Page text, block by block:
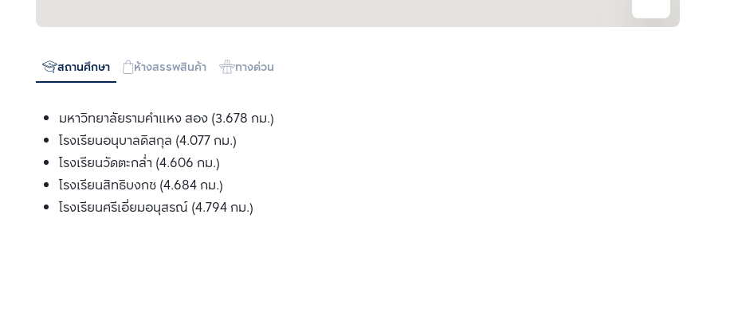
สถานศึกษา ห้างสรรพสินค้า ทางด่วน
มหาวิทยาลัยรามคำแหง สอง (3.678 กม.)
โรงเรียนอนุบาลดิสกุล (4.077 กม.)
โรงเรียนวัดตะกล่ำ (4.606 กม.)
โรงเรียนสิทธิบงกช (4.684 กม.)
โรงเรียนศรีเอี่ยมอนุสรณ์ (4.794 กม.)